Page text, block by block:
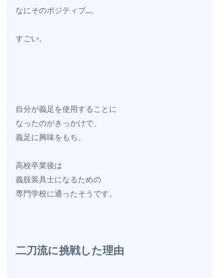
なにそのポジティブ…。
すごい。
自分が義足を使用することに
なったのがきっかけで、
義足に興味をもち、
高校卒業後は
義肢装具士になるための
専門学校に通ったそうです。
二刀流に挑戦した理由